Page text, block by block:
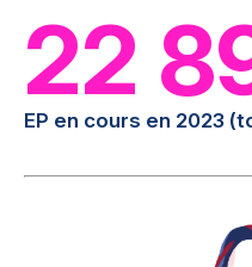
22
EP en cours en 2023